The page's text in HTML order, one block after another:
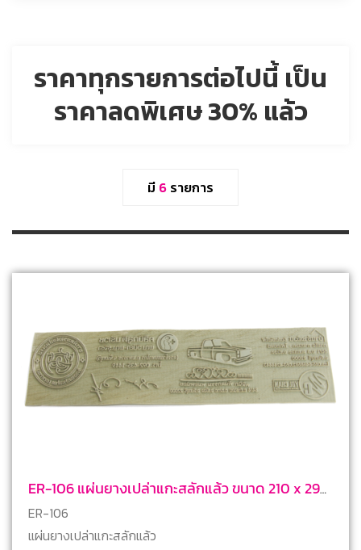
ราคาทุกรายการต่อไปนี้ เป็น
ราคาลดพิเศษ 30% แล้ว
มี 6 รายการ
ER-106 แผ่นยางเปล่าแกะสลักแล้ว ขนาด 210 x 297
mm (A4)
ER-106
แผ่นยางเปล่าแกะสลักแล้ว